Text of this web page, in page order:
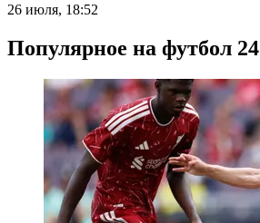
26 июля, 18:52
Популярное на футбол 24